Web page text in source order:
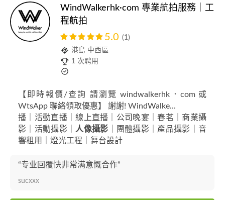
WindWalkerhk·com 專業航拍服務｜工
程航拍
5.0 (1)
港島 中西區
1 次聘用
【即時報價/查詢 請瀏覽 windwalkerhk．com 或
WtsApp 聯絡領取優惠】 謝謝! WindWalke...
播｜活動直播｜線上直播｜公司晚宴｜春茗｜商業攝
影｜活動攝影｜
人像攝影 ｜團體攝影｜產品攝影｜音
響租用｜燈光工程｜舞台設計
“专业回覆快非常满意慨合作”
sucxxx